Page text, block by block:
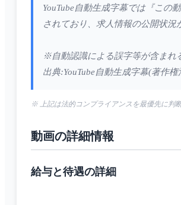
YouTube自動生成字幕では『この
されており、求人情報の公開状況
※自動認識による誤字等が含まれ
出典:YouTube自動生成字幕(著作
※ 上記は法的コンプライアンスを最優先に判断
動画の詳細情報
給与と待遇の詳細